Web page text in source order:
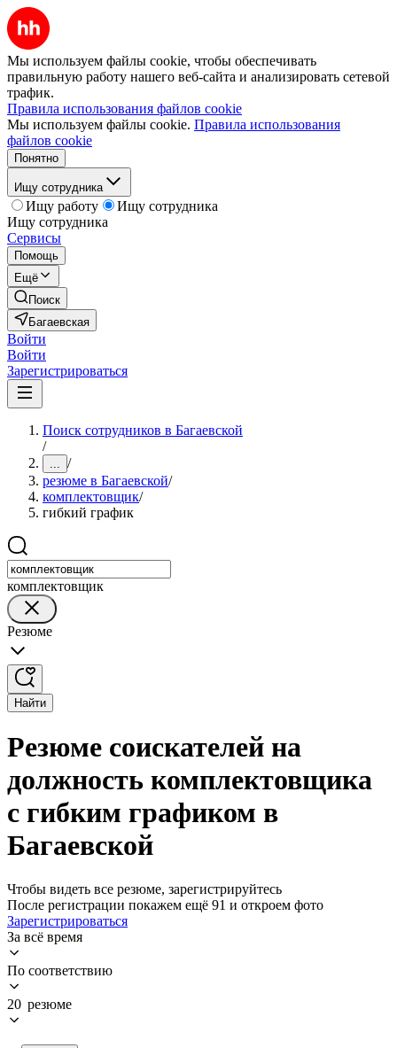
Мы используем файлы cookie, чтобы обеспечивать
правильную работу нашего веб-сайта и анализировать сетевой
трафик.
Правила использования файлов cookie
Мы используем файлы cookie. Правила использования
файлов cookie
Понятно
Ищу сотрудника
Ищу работу
Ищу сотрудника
Ищу сотрудника
Сервисы
Помощь
Ещё
Поиск
Багаевская
Войти
Войти
Зарегистрироваться
Поиск сотрудников в Багаевской
/
... /
резюме в Багаевской/
комплектовщик/
гибкий график
комплектовщик
Резюме
Найти
Резюме соискателей на
должность комплектовщика
с гибким графиком в
Багаевской
Чтобы видеть все резюме, зарегистрируйтесь
После регистрации покажем ещё 91 и откроем фото
Зарегистрироваться
За всё время
По соответствию
20 резюме